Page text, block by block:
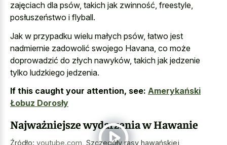
zajęciach dla psów, takich jak zwinność, freestyle,
posłuszeństwo i flyball.
Jak w przypadku wielu małych psów, łatwo jest
nadmiernie zadowolić swojego Havana, co może
doprowadzić do złych nawyków, takich jak jedzenie
tylko ludzkiego jedzenia.
If this caught your attention, see: Amerykański
Łobuz Dorosły
Najważniejsze wydarzenia w Hawanie
Źródło: youtube.com Szczegóły rasy hawańskiej